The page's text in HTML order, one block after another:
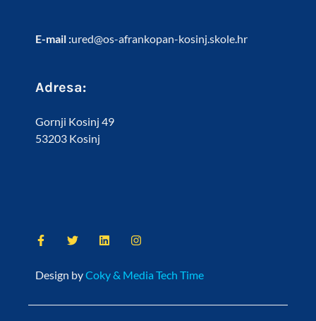
E-mail :ured@os-afrankopan-kosinj.skole.hr
Adresa:
Gornji Kosinj 49
53203 Kosinj
Design byCoky & Media Tech Time